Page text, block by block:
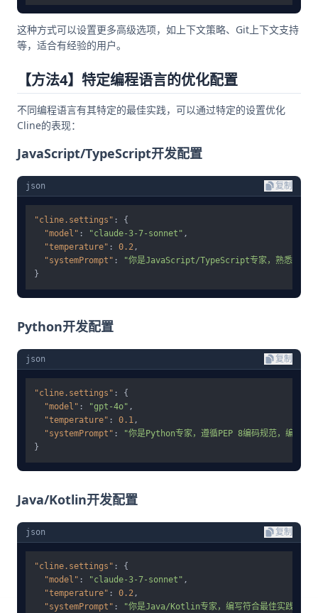
这种方式可以设置更多高级选项，如上下文策略、Git上下文支持
等，适合有经验的用户。
【方法4】特定编程语言的优化配置
不同编程语言有其特定的最佳实践，可以通过特定的设置优化
Cline的表现：
JavaScript/TypeScript开发配置
json 复制
"cline.settings" :
{
"model" : "claude-3-7-sonnet" ,
"temperature" : 0.2,
"systemPrompt" :
"你是JavaScript/TypeScript专家，熟悉现代
}
Python开发配置
json 复制
"cline.settings" :
{
"model" : "gpt-4o" ,
"temperature" : 0.1,
"systemPrompt" :
"你是Python专家，遵循PEP 8编码规范，编写简
}
Java/Kotlin开发配置
json 复制
"cline.settings" :
{
"model" : "claude-3-7-sonnet" ,
"temperature" : 0.2,
"systemPrompt" : "你是Java/Kotlin专家，编写符合最佳实践的代